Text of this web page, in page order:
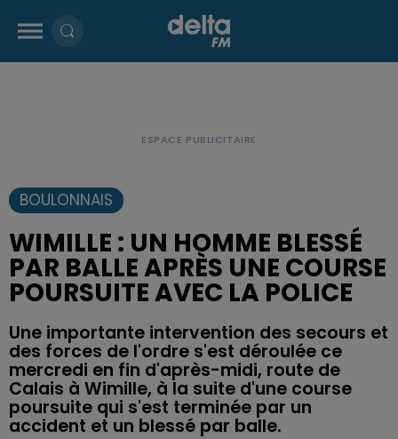
BOULONNAIS
WIMILLE : UN HOMME BLESSÉ
PAR BALLE APRÈS UNE COURSE
POURSUITE AVEC LA POLICE
Une importante intervention des secours et
des forces de l'ordre s'est déroulée ce
mercredi en fin d'après-midi, route de
Calais à Wimille, à la suite d'une course
poursuite qui s'est terminée par un
accident et un blessé par balle.